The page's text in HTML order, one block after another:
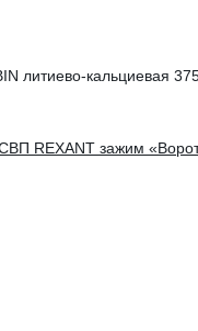
литиево-кальциевая